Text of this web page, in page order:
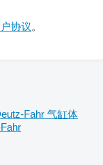
协议。
Fahr 气缸体